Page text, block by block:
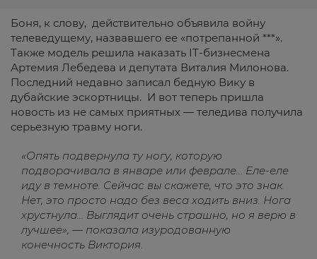
Боня, к слову, действительно объявила войну
телеведущему, назвавшего ее «потрепанной ***».
Также модель решила наказать IT-бизнесмена
Артемия Лебедева и депутата Виталия Милонова.
Последний недавно записал бедную Вику в
дубайские эскортницы. И вот теперь пришла
новость из не самых приятных — теледива получила
серьезную травму ноги.
«Опять подвернула ту ногу, которую
подворачивала в январе или феврале… Еле-еле
иду в темноте. Сейчас вы скажете, что это знак.
Нет, это просто надо без веса ходить вниз. Нога
хрустнула… Выглядит очень страшно, но я верю в
лучшее», — показала изуродованную
конечность Виктория.